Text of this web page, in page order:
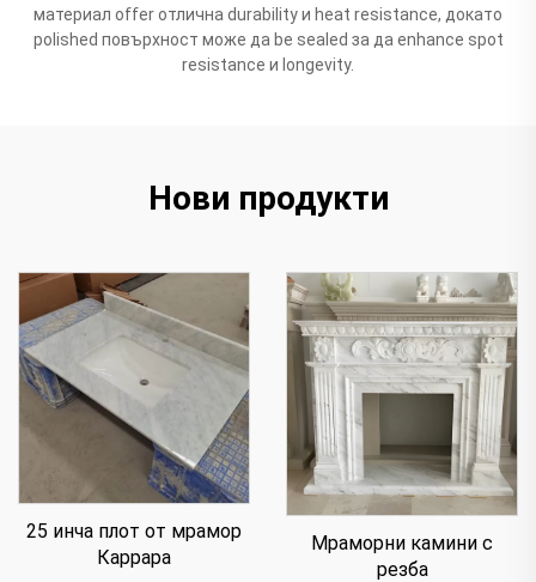
материал offer отлична durability и heat resistance, докато
polished повърхност може да be sealed за да enhance spot
resistance и longevity.
Нови продукти
25 инча плот от мрамор
Каррара
Мраморни камини с
резба